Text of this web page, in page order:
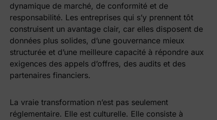
dynamique de marché, de conformité et de
responsabilité. Les entreprises qui s’y prennent tôt
construisent un avantage clair, car elles disposent de
données plus solides, d’une gouvernance mieux
structurée et d’une meilleure capacité à répondre aux
exigences des appels d’offres, des audits et des
partenaires financiers.
La vraie transformation n’est pas seulement
réglementaire. Elle est culturelle. Elle consiste à